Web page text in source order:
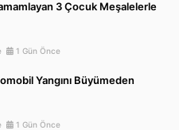
3 Çocuk Meşalelerle
1 Gün Önce
Yangını Büyümeden
1 Gün Önce